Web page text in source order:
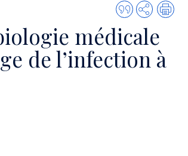
Quote
this
publication
SharePrint
médicale
de l’infection à